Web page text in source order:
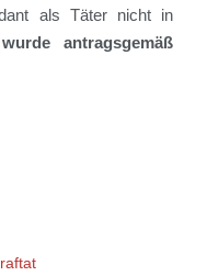
als Täter nicht in
antragsgemäß